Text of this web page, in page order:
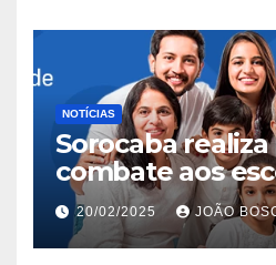
NOTÍCIAS
Sorocaba realiza
combate aos
Jardim São
20/02/2025 JOÃO